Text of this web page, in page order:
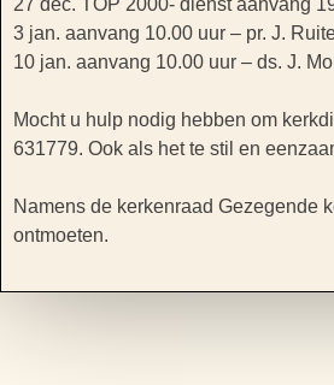
3 jan. aanvang 10.00 uur – pr. J.
10 jan. aanvang 10.00 uur – ds. J. Mol
Mocht u hulp nodig hebben om
631779. Ook als het te stil en
Namens de kerkenraad Gezegende
ontmoeten.